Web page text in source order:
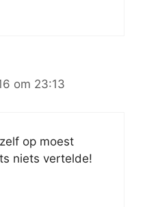
om 23:13
op moest
niets vertelde!